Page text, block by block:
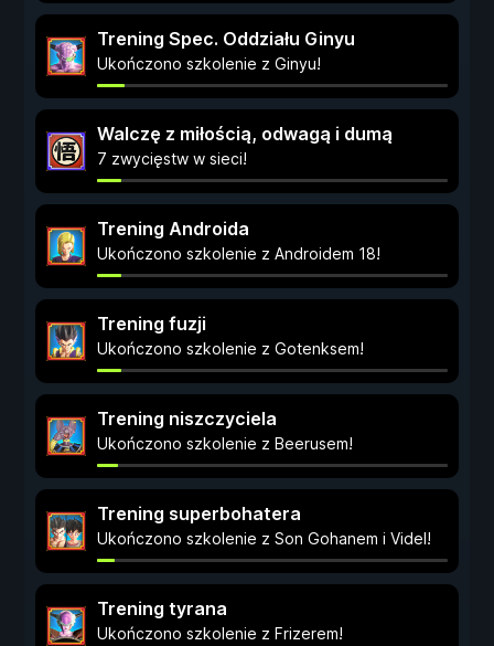
Trening Spec. Oddziału Ginyu
Ukończono szkolenie z Ginyu!
Walczę z miłością, odwagą i dumą
7 zwycięstw w sieci!
Trening Androida
Ukończono szkolenie z Androidem 18!
Trening fuzji
Ukończono szkolenie z Gotenksem!
Trening niszczyciela
Ukończono szkolenie z Beerusem!
Trening superbohatera
Ukończono szkolenie z Son Gohanem i Videl!
Trening tyrana
Ukończono szkolenie z Frizerem!